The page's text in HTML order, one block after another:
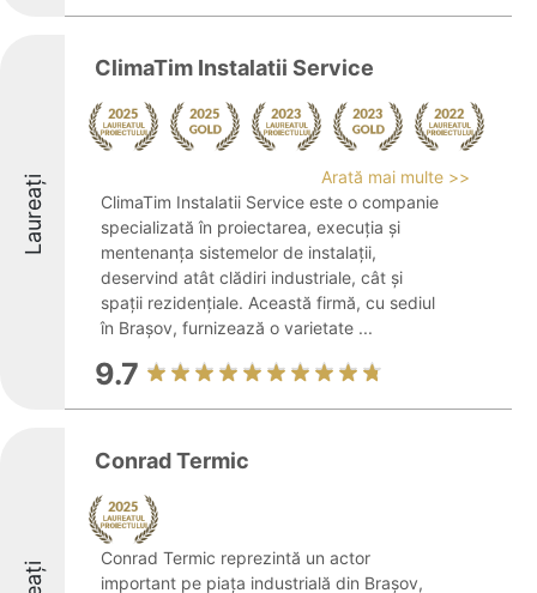
Laureați
ClimaTim Instalatii Service
Arată mai multe >>
ClimaTim Instalatii Service este o companie
specializată în proiectarea, execuția și
mentenanța sistemelor de instalații,
deservind atât clădiri industriale, cât și
spații rezidențiale. Această firmă, cu sediul
în Brașov, furnizează o varietate ...
9.7
Conrad Termic
Conrad Termic reprezintă un actor
important pe piața industrială din Brașov,